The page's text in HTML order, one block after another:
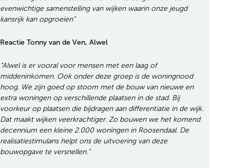
evenwichtige samenstelling van wijken waarin onze jeugd
kansrijk kan opgroeien”
Reactie Tonny van de Ven, Alwel
“Alwel is er vooral voor mensen met een laag of
middeninkomen. Ook onder deze groep is de woningnood
hoog. We zijn goed op stoom met de bouw van nieuwe en
extra woningen op verschillende plaatsen in de stad. Bij
voorkeur op plaatsen die bijdragen aan differentiatie in de wijk.
Dat maakt wijken veerkrachtiger. Zo bouwen we het komend
decennium een kleine 2.000 woningen in Roosendaal. De
realisatiestimulans helpt ons de uitvoering van deze
bouwopgave te versnellen.”